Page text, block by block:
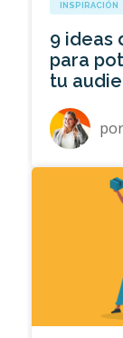
INSPIRACIÓN
9 ideas
para
tu
por